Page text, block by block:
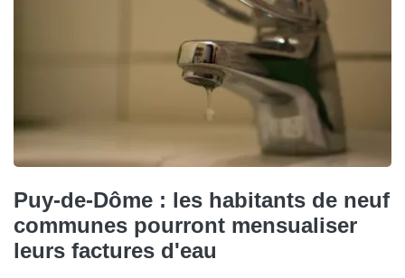
Puy-de-Dôme : les habitants de neuf
communes pourront mensualiser
leurs factures d'eau